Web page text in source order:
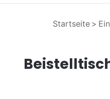
Startseite >